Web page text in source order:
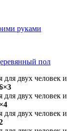
руками
пол